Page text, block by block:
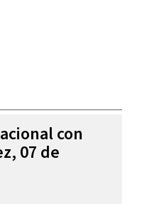
con
07 de